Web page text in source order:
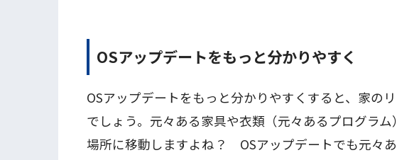
OSアップデートをもっと分かりやすく
OSアップデートをもっと分かりやすくすると、家の
でしょう。元々ある家具や衣類（元々あるプログラ
場所に移動しますよね？ OSアップデートでも元々